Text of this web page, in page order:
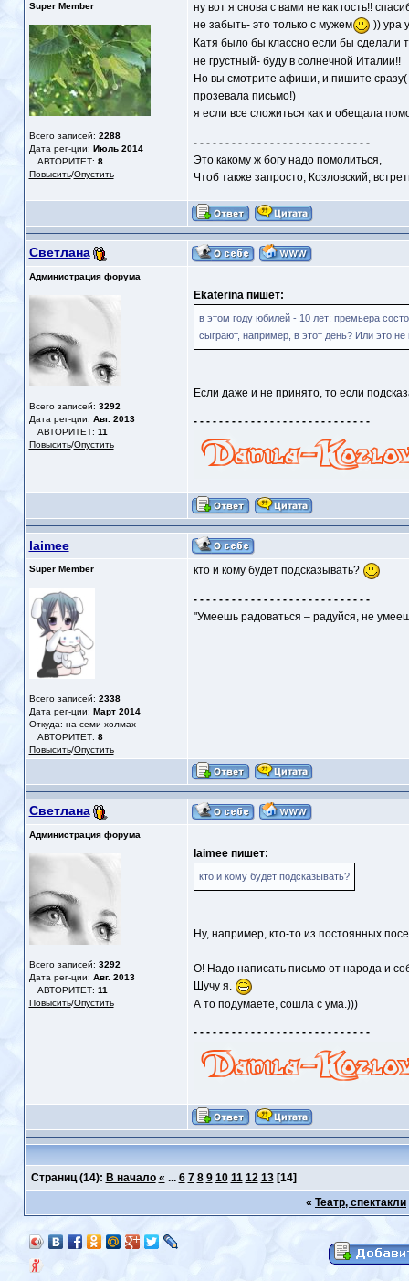
Super Member
Всего записей: 2288
Дата рег-ции: Июль 2014
АВТОРИТЕТ: 8
Повысить/Опустить
ну вот я снова с вами не как гость!!
не забыть- это только с мужем
)) ура
Катя было бы классно если бы сделали
не грустный- буду в солнечной Италии!!
Но вы смотрите афиши, и пишите сразу(
прозевала письмо!)
я если все сложиться как и обещала
- - - - - - - - - - - - - - - - - - - - - - - - - - - -
Это какому ж богу надо помолиться,
Чтоб также запросто, Козловский,
Светлана
Администрация форума
Всего записей: 3292
Дата рег-ции: Авг. 2013
АВТОРИТЕТ: 11
Повысить/Опустить
Ekaterina пишет:
в этом году юбилей - 10 лет: премьера
сыграют, например, в этот день? Или это не
Если даже и не принято, то если
- - - - - - - - - - - - - - - - - - - - - - - - - - - -
laimee
Super Member
Всего записей: 2338
Дата рег-ции: Март 2014
Откуда: на семи холмах
АВТОРИТЕТ: 8
Повысить/Опустить
кто и кому будет подсказывать?
- - - - - - - - - - - - - - - - - - - - - - - - - - - -
"Умеешь радоваться – радуйся, не
Светлана
Администрация форума
Всего записей: 3292
Дата рег-ции: Авг. 2013
АВТОРИТЕТ: 11
Повысить/Опустить
laimee пишет:
кто и кому будет подсказывать?
Ну, например, кто-то из постоянных
О! Надо написать письмо от народа и
Шучу я.
А то подумаете, сошла с ума.)))
- - - - - - - - - - - - - - - - - - - - - - - - - - - -
Страниц(14): В начало « ... 6 7 8 9 10 11 12 13[14]
« Театр, спектакли